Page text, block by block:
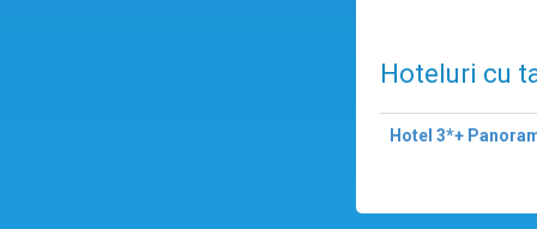
Hoteluri cu
Hotel 3*+